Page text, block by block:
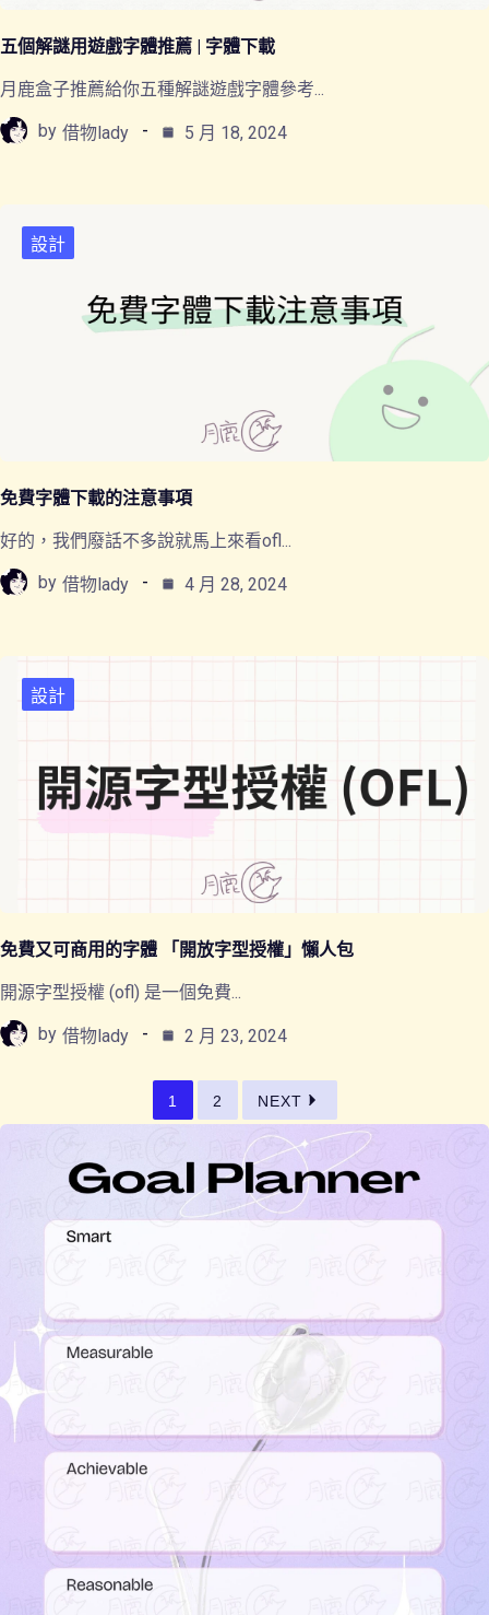
五個解謎用遊戲字體推薦 | 字體下載
月鹿盒子推薦給你五種解謎遊戲字體參考...
by 借物lady 5 月 18, 2024
設計
免費字體下載的注意事項
好的，我們廢話不多說就馬上來看ofl...
by 借物lady 4 月 28, 2024
設計
免費又可商用的字體 「開放字型授權」懶人包
開源字型授權 (ofl) 是一個免費...
by 借物lady 2 月 23, 2024
1 2 NEXT